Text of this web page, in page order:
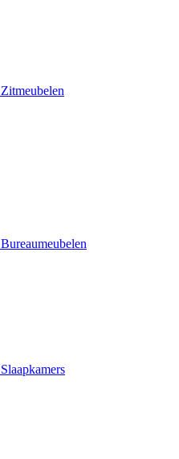
Zitmeubelen
Bureaumeubelen
Slaapkamers